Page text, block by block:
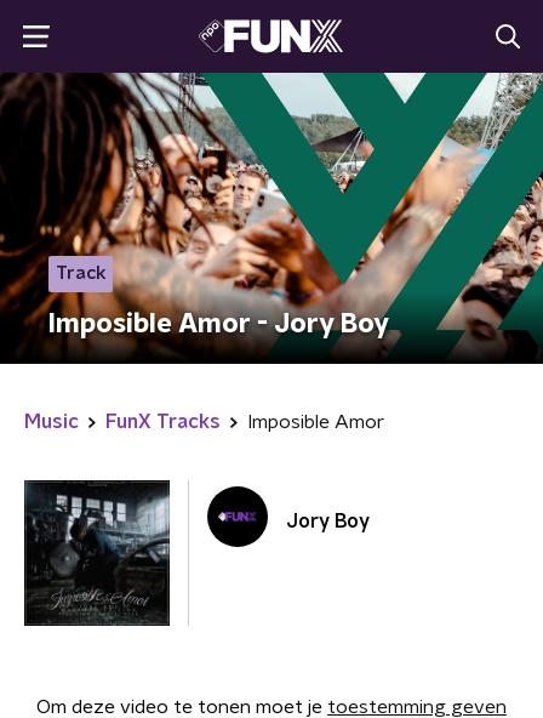
Track
Imposible Amor - Jory Boy
Music FunX Tracks Imposible Amor
Jory Boy
Om deze video te tonen moet je toestemming geven